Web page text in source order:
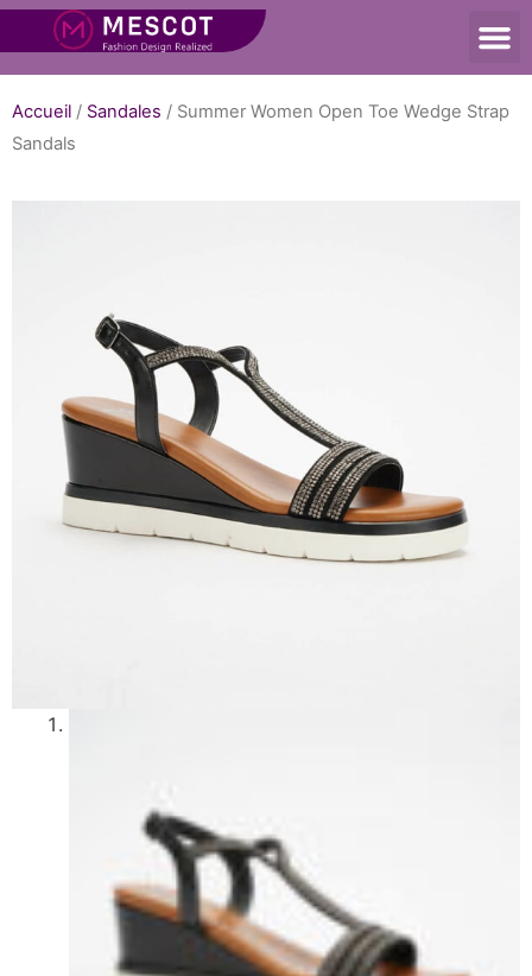
Accueil / Sandales / Summer Women Open Toe Wedge Strap
Sandals